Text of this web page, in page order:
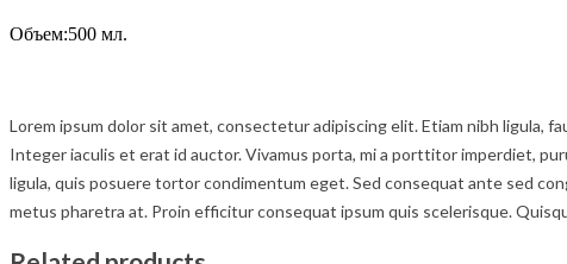
Объем:500 мл.
Lorem ipsum dolor sit amet, consectetur adipiscing elit. Etiam nibh ligula,
Integer iaculis et erat id auctor. Vivamus porta, mi a porttitor imperdiet,
ligula, quis posuere tortor condimentum eget. Sed consequat ante sed
metus pharetra at. Proin efficitur consequat ipsum quis scelerisque.